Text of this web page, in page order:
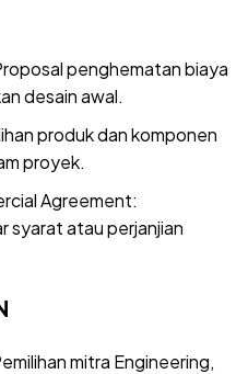
penghematan biaya
desain awal.
produk dan komponen
proyek.
Agreement:
syarat atau perjanjian
mitra Engineering,